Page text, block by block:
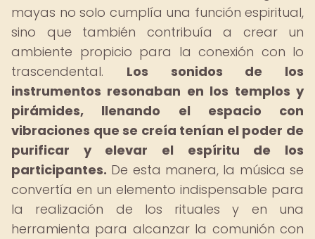
mayas no solo cumplía una función espiritual,
sino que también contribuía a crear un
ambiente propicio para la conexión con lo
trascendental. Los sonidos de los
instrumentos resonaban en los templos y
pirámides, llenando el espacio con
vibraciones que se creía tenían el poder de
purificar y elevar el espíritu de los
participantes. De esta manera, la música se
convertía en un elemento indispensable para
la realización de los rituales y en una
herramienta para alcanzar la comunión con